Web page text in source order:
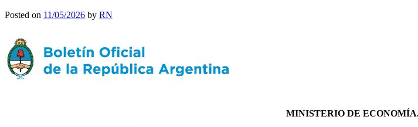
Posted on 11/05/2026 by RN
MINISTERIO DE ECONOMÍA.